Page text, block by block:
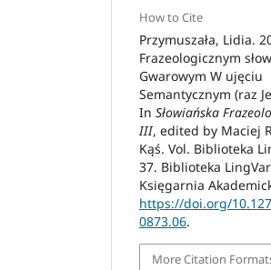
How to Cite
Przymuszała, Lidia.
Frazeologicznym
Gwarowym W ujęciu
Semantycznym (raz
In Słowiańska
III, edited by Maciej
Kąś. Vol. Biblioteka
37. Biblioteka
Księgarnia
https://doi.org/
0873.06.
More Citation